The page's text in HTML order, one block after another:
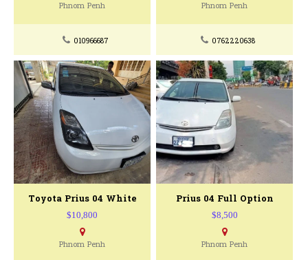
Phnom Penh
010966687
Phnom Penh
0762220638
Toyota Prius 04 White
$10,800
Phnom Penh
Prius 04 Full Option
$8,500
Phnom Penh